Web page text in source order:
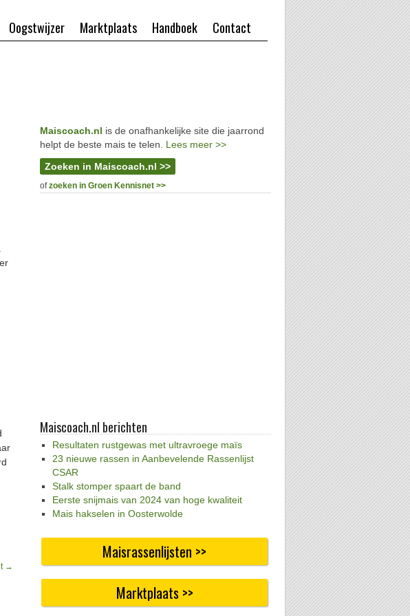
Contact
Handboek
Marktplaats
Oogstwijzer
→
Maiscoach.nl is de onafhankelijke site die jaarrond
helpt de beste mais te telen. Lees meer >>
Zoeken in Maiscoach.nl >>
ofzoeken in Groen Kennisnet >>
Maiscoach.nl berichten
Resultaten rustgewas met ultravroege maïs
23 nieuwe rassen in Aanbevelende Rassenlijst
CSAR
Stalk stomper spaart de band
Eerste snijmais van 2024 van hoge kwaliteit
Mais hakselen in Oosterwolde
Maisrassenlijsten >>
Marktplaats >>